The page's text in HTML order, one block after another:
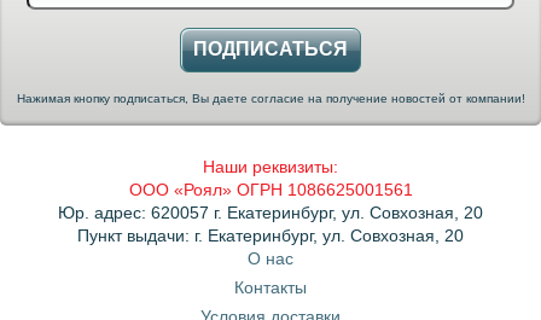
ПОДПИСАТЬСЯ
Нажимая кнопку подписаться, Вы даете согласие на получение новостей от компании!
Наши реквизиты:
ООО «Роял» ОГРН 1086625001561
Юр. адрес: 620057 г. Екатеринбург, ул. Совхозная, 20
Пункт выдачи: г. Екатеринбург, ул. Совхозная, 20
О нас
Контакты
Условия доставки